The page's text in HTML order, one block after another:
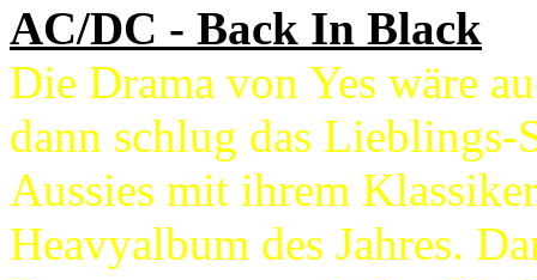
AC/DC - Back In Black
Die Drama von Yes wäre
dann schlug das
Aussies mit ihrem
Heavyalbum des Jahres.